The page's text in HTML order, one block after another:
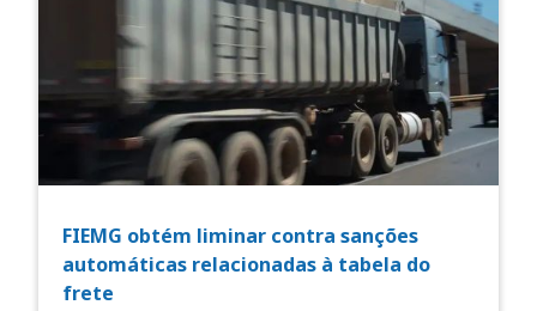
FIEMG obtém liminar contra sanções
automáticas relacionadas à tabela do
frete